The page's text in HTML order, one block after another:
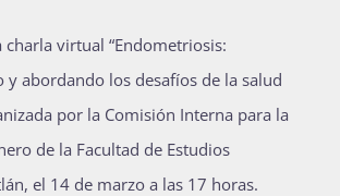
charla virtual “Endometriosis:
y abordando los desafíos de la salud
por la Comisión Interna para la
de la Facultad de Estudios
el 14 de marzo a las 17 horas.